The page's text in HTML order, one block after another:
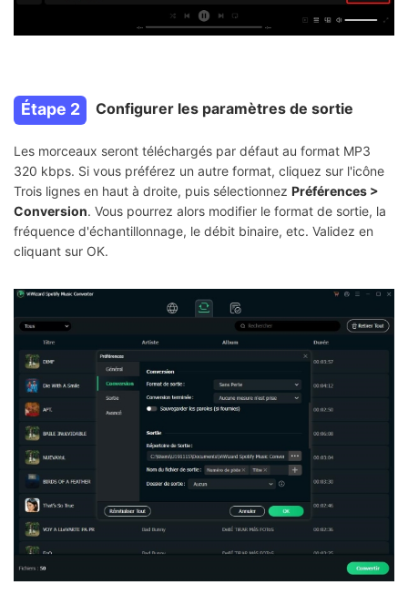
Étape 2 Configurer les paramètres de sortie
Les morceaux seront téléchargés par défaut au format MP3
320 kbps. Si vous préférez un autre format, cliquez sur l'icône
Trois lignes en haut à droite, puis sélectionnez Préférences >
Conversion. Vous pourrez alors modifier le format de sortie, la
fréquence d'échantillonnage, le débit binaire, etc. Validez en
cliquant sur OK.